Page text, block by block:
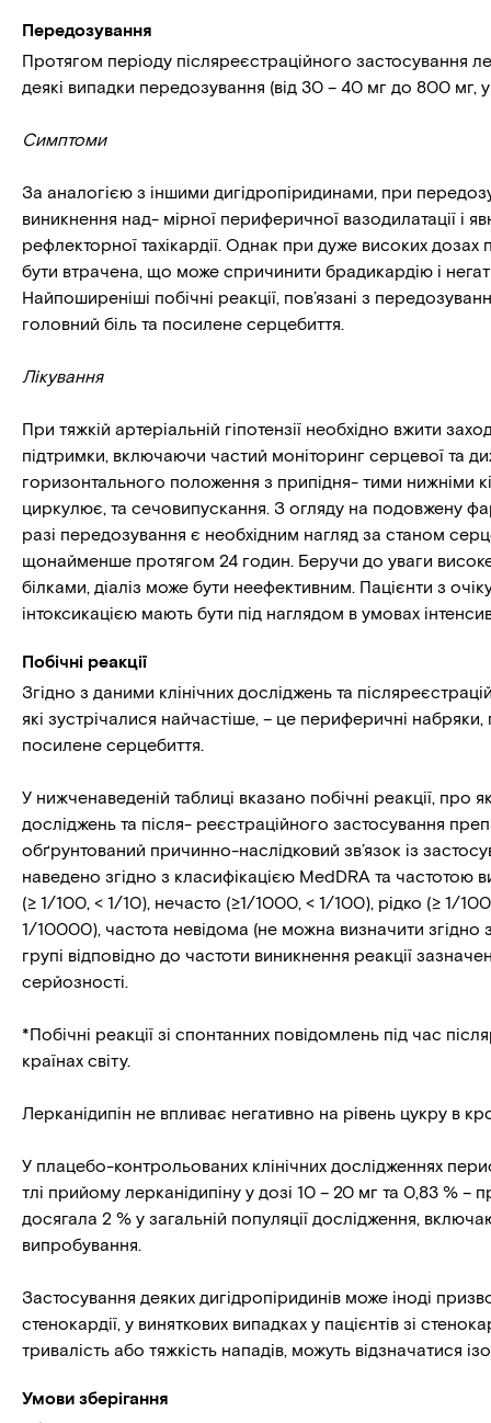
Передозування
Протягом періоду післяреєстраційного застосування
деякі випадки передозування (від 30 – 40 мг до 800 мг,
Симптоми
За аналогією з іншими дигідропіридинами, при
виникнення над- мірної периферичної вазодилатації і
рефлекторної тахікардії. Однак при дуже високих
бути втрачена, що може спричинити брадикардію і
Найпоширеніші побічні реакції, пов’язані з
головний біль та посилене серцебиття.
Лікування
При тяжкій артеріальній гіпотензії необхідно вжити
підтримки, включаючи частий моніторинг серцевої та
горизонтального положення з припідня- тими нижніми
циркулює, та сечовипускання. З огляду на подовжену
разі передозування є необхідним нагляд за станом
щонайменше протягом 24 годин. Беручи до уваги високе
білками, діаліз може бути неефективним. Пацієнти з
інтоксикацією мають бути під наглядом в умовах
Побічні реакції
Згідно з даними клінічних досліджень та
які зустрічалися найчастіше, – це периферичні набряки,
посилене серцебиття.
У нижченаведеній таблиці вказано побічні реакції, про
досліджень та після- реєстраційного застосування
обґрунтований причинно-наслідковий зв’язок із
наведено згідно з класифікацією MedDRA та частотою
(≥ 1/100, < 1/10), нечасто (≥1/1000, < 1/100), рідко (≥ 1/
1/10000), частота невідома (не можна визначити згідно
групі відповідно до частоти виникнення реакції
серйозності.
*Побічні реакції зі спонтанних повідомлень під час
країнах світу.
Лерканідипін не впливає негативно на рівень цукру в
У плацебо-контрольованих клінічних дослідженнях
тлі прийому лерканідипіну у дозі 10 – 20 мг та 0,83 % –
досягала 2 % у загальній популяції дослідження,
випробування.
Застосування деяких дигідропіридинів може іноді
стенокардії, у виняткових випадках у пацієнтів зі
тривалість або тяжкість нападів, можуть відзначатися
Умови зберігання